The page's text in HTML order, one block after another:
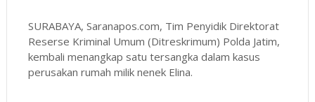
SURABAYA, Saranapos.com, Tim Penyidik Direktorat
Reserse Kriminal Umum (Ditreskrimum) Polda Jatim,
kembali menangkap satu tersangka dalam kasus
perusakan rumah milik nenek Elina.